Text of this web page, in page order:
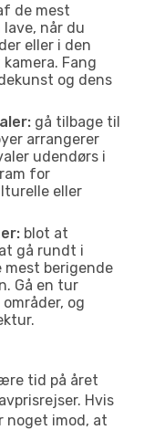
de mest
når du
eller i den
Fang
og dens
gå tilbage til
arrangerer
udendørs i
for
eller
blot at
gå rundt i
berigende
Gå en tur
og
tid på året
Hvis
noget imod, at